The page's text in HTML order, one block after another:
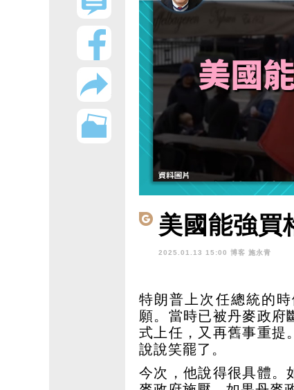
美國能強買
2025.01.13 15:00 博客 施永青
特朗普上次任總統的
願。當時已被丹麥政府
式上任，又再舊事重提
說說笑罷了。
今次，他說得很具體。